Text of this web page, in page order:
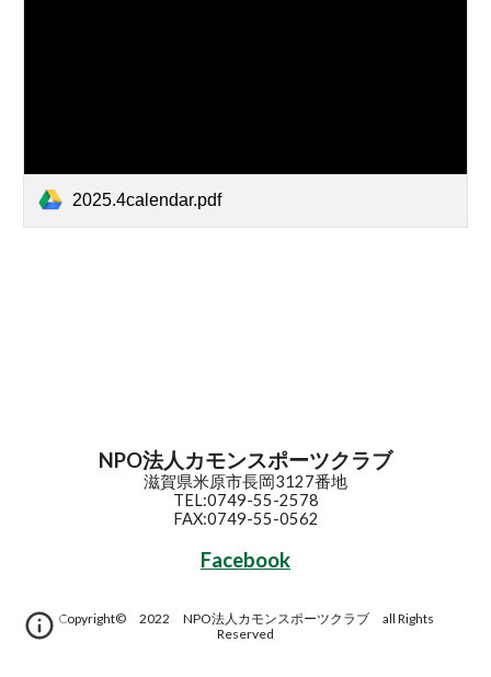
2025.4calendar.pdf
NPO法人カモンスポーツクラブ
滋賀県米原市長岡3127番地
TEL:0749-55-2578
FAX:0749-55-0562
Facebook
Copyright© 2022 NPO法人カモンスポーツクラブ all Rights
Reserved